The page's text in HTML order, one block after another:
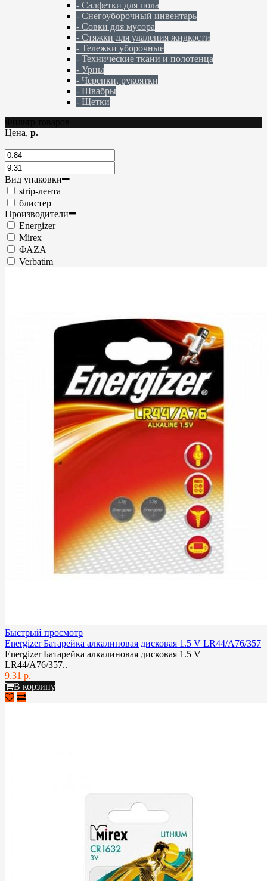
- Салфетки для пола
- Снегоуборочный инвентарь
- Совки для мусора
- Стяжки для удаления жидкости
- Тележки уборочные
- Технические ткани и полотенца
- Урны
- Черенки, рукоятки
- Швабры
- Щетки
Цена, р.
Вид упаковки
strip-лента
блистер
Производители
Energizer
Mirex
ФАZА
Verbatim
Быстрый просмотр
Energizer Батарейка алкалиновая дисковая 1.5 V LR44/A76/357
Energizer Батарейка алкалиновая дисковая 1.5 V
LR44/A76/357..
9.31 р.
В корзину